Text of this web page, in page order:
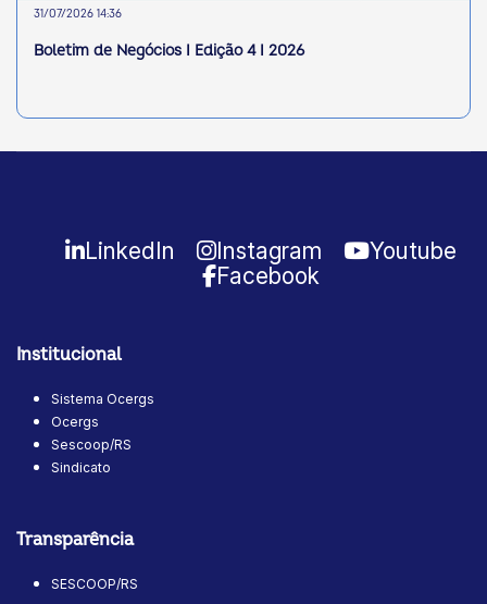
31/07/2026 14:36
Boletim de Negócios I Edição 4 I 2026
LinkedIn Instagram
Youtube
Facebook
Institucional
Sistema Ocergs
Ocergs
Sescoop/RS
Sindicato
Transparência
SESCOOP/RS